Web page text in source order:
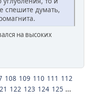
спешите думать,
на высоких
108 109 110 111 112
122 123 124 125 ...